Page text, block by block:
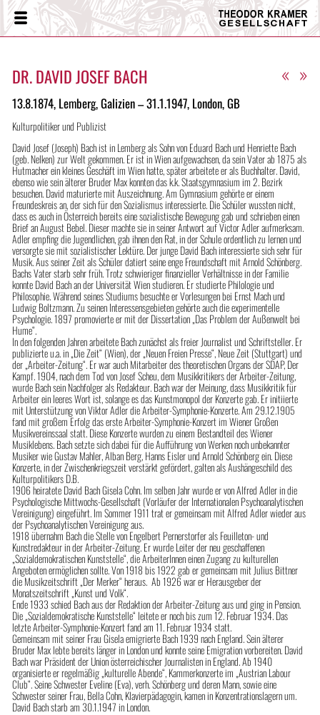
Theodor
Kramer
Menü
« »
DR. DAVID JOSEF BACH
13.8.1874, Lemberg, Galizien – 31.1.1947, London, GB
Kulturpolitiker und Publizist
David Josef (Joseph) Bach ist in Lemberg als Sohn von Eduard Bach und Henriette Bach
(geb. Nelken) zur Welt gekommen. Er ist in Wien aufgewachsen, da sein Vater ab 1875 als
Hutmacher ein kleines Geschäft im Wien hatte, später arbeitete er als Buchhalter. David,
ebenso wie sein älterer Bruder Max konnten das k.k. Staatsgymnasium im 2. Bezirk
besuchen. David maturierte mit Auszeichnung. Am Gymnasium gehörte er einem
Freundeskreis an, der sich für den Sozialismus interessierte. Die Schüler wussten nicht,
dass es auch in Österreich bereits eine sozialistische Bewegung gab und schrieben einen
Brief an August Bebel. Dieser machte sie in seiner Antwort auf Victor Adler aufmerksam.
Adler empfing die Jugendlichen, gab ihnen den Rat, in der Schule ordentlich zu lernen und
versorgte sie mit sozialistischer Lektüre. Der junge David Bach interessierte sich sehr für
Musik. Aus seiner Zeit als Schüler datiert seine enge Freundschaft mit Arnold Schönberg.
Bachs Vater starb sehr früh. Trotz schwieriger finanzieller Verhältnisse in der Familie
konnte David Bach an der Universität Wien studieren. Er studierte Philologie und
Philosophie. Während seines Studiums besuchte er Vorlesungen bei Ernst Mach und
Ludwig Boltzmann. Zu seinen Interessensgebieten gehörte auch die experimentelle
Psychologie. 1897 promovierte er mit der Dissertation „Das Problem der Außenwelt bei
Hume“.
In den folgenden Jahren arbeitete Bach zunächst als freier Journalist und Schriftsteller. Er
publizierte u.a. in „Die Zeit“ (Wien), der „Neuen Freien Presse“, Neue Zeit (Stuttgart) und
der „Arbeiter-Zeitung“. Er war auch Mitarbeiter des theoretischen Organs der SDAP, Der
Kampf. 1904, nach dem Tod von Josef Scheu, dem Musikkritikers der Arbeiter-Zeitung,
wurde Bach sein Nachfolger als Redakteur. Bach war der Meinung, dass Musikkritik für
Arbeiter ein leeres Wort ist, solange es das Kunstmonopol der Konzerte gab. Er initiierte
mit Unterstützung von Viktor Adler die Arbeiter-Symphonie-Konzerte. Am 29.12.1905
fand mit großem Erfolg das erste Arbeiter-Symphonie-Konzert im Wiener Großen
Musikvereinssaal statt. Diese Konzerte wurden zu einem Bestandteil des Wiener
Musiklebens. Bach setzte sich dabei für die Aufführung von Werken noch unbekannter
Musiker wie Gustav Mahler, Alban Berg, Hanns Eisler und Arnold Schönberg ein. Diese
Konzerte, in der Zwischenkriegszeit verstärkt gefördert, galten als Aushängeschild des
Kulturpolitikers D.B.
1906 heiratete David Bach Gisela Cohn. Im selben Jahr wurde er von Alfred Adler in die
Psychologische Mittwochs-Gesellschaft (Vorläufer der Internationalen Psychoanalytischen
Vereinigung) eingeführt. Im Sommer 1911 trat er gemeinsam mit Alfred Adler wieder aus
der Psychoanalytischen Vereinigung aus.
1918 übernahm Bach die Stelle von Engelbert Pernerstorfer als Feuilleton- und
Kunstredakteur in der Arbeiter-Zeitung. Er wurde Leiter der neu geschaffenen
„Sozialdemokratischen Kunststelle“, die ArbeiterInnen einen Zugang zu kulturellen
Angeboten ermöglichen sollte. Von 1918 bis 1922 gab er gemeinsam mit Julius Bittner
die Musikzeitschrift „Der Merker“ heraus. Ab 1926 war er Herausgeber der
Monatszeitschrift „Kunst und Volk“.
Ende 1933 schied Bach aus der Redaktion der Arbeiter-Zeitung aus und ging in Pension.
Die „Sozialdemokratische Kunststelle“ leitete er noch bis zum 12. Februar 1934. Das
letzte Arbeiter-Symphonie-Konzert fand am 11. Februar 1934 statt.
Gemeinsam mit seiner Frau Gisela emigrierte Bach 1939 nach England. Sein älterer
Bruder Max lebte bereits länger in London und konnte seine Emigration vorbereiten. David
Bach war Präsident der Union österreichischer Journalisten in England. Ab 1940
organisierte er regelmäßig „kulturelle Abende“, Kammerkonzerte im „Austrian Labour
Club“. Seine Schwester Eveline (Eva), verh. Schönberg und deren Mann, sowie eine
Schwester seiner Frau, Bella Cohn, Klavierpädagogin, kamen in Konzentrationslagern um.
David Bach starb am 30.1.1947 in London.